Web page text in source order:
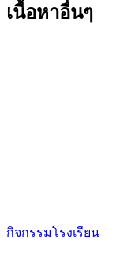
เนื้อหาอื่นๆ
กิจกรรมโรงเรียน